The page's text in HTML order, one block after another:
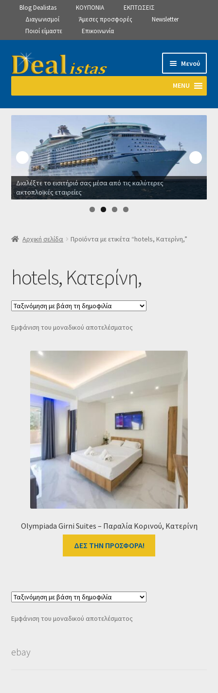
Blog Dealistas ΚΟΥΠΟΝΙΑ
ΕΚΠΤΩΣΕΙΣ
Διαγωνισμοί
Άμεσες προσφορές
Newsletter
Ποιοί είμαστε
Επικοινωνία
Απευθείας
μετάβαση
πλοήγηση
Μετάβαση
σε
Μενού
MENU
Αρχική
Manage Subscriptions
Manage Subscriptions
Manage Subscriptions
SLIDER
Καλάθι
Κατάστημα
Ο λογαριασμός μου
Ταμείο
HOME
Διαλέξτε το εισιτήριό σας μέσα από τις καλύτερες
ακτοπλοϊκές εταιρείες
Αρχική σελίδα Προϊόντα με ετικέτα “hotels, Κατερίνη,”
hotels, Κατερίνη,
Εμφάνιση του μοναδικού αποτελέσματος
Olympiada Girni Suites – Παραλία Κορινού, Κατερίνη
ΔΕΣ ΤΗΝ ΠΡΟΣΦΟΡΑ!
Εμφάνιση του μοναδικού αποτελέσματος
ebay